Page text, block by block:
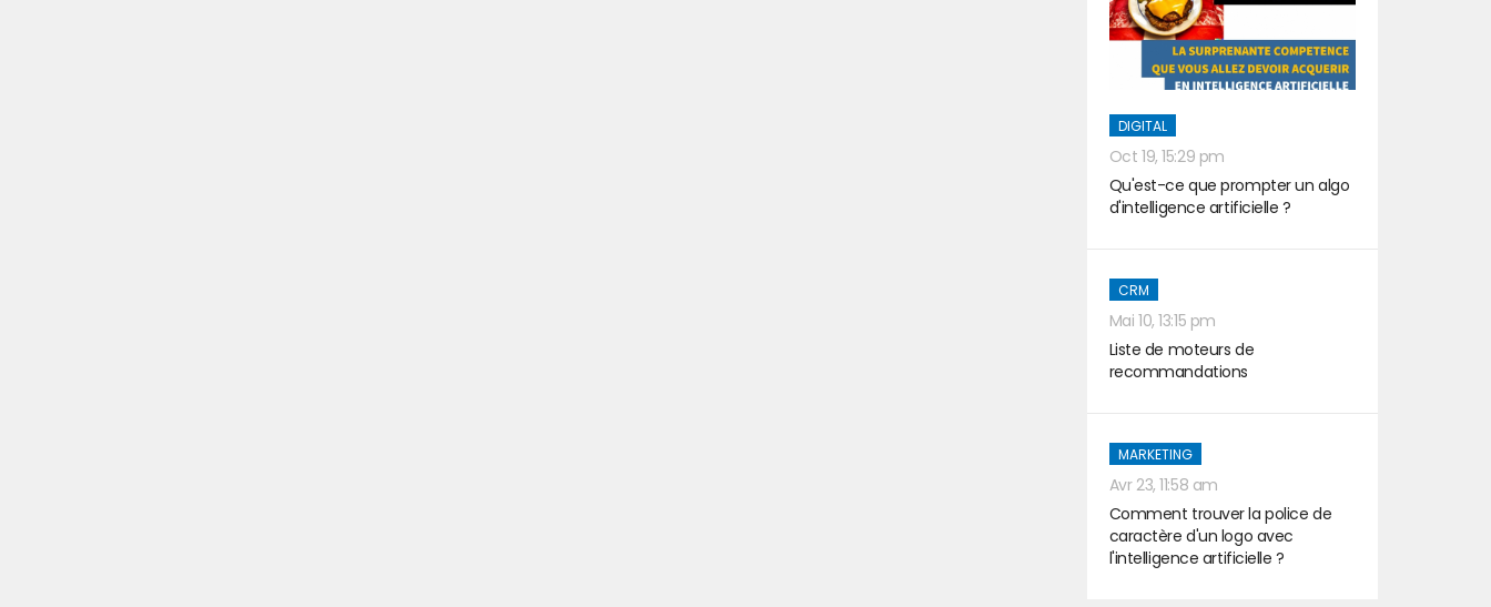
DIGITAL
Oct 19, 15:29 pm
Qu'est-ce que prompter un algo
d'intelligence artificielle ?
CRM
Mai 10, 13:15 pm
Liste de moteurs de
recommandations
MARKETING
Avr 23, 11:58 am
Comment trouver la police de
caractère d'un logo avec
l'intelligence artificielle ?